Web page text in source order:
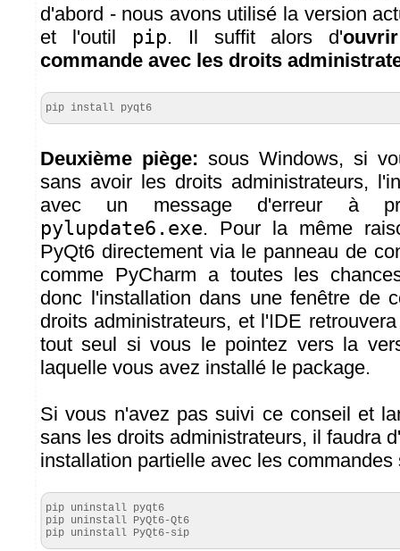
d'abord - nous avons utilisé la version
et l'outil pip. Il suffit alors d'
commande avec les droits
pip install pyqt6
Deuxième piège: sous Windows, si
sans avoir les droits administrateurs,
avec un message d'erreur à
pylupdate6.exe. Pour la même
PyQt6 directement via le panneau de
comme PyCharm a toutes les
donc l'installation dans une fenêtre de
droits administrateurs, et l'IDE
tout seul si vous le pointez vers la
laquelle vous avez installé le package.
Si vous n'avez pas suivi ce conseil et
sans les droits administrateurs, il faudra
installation partielle avec les commandes
pip uninstall pyqt6
pip uninstall PyQt6-Qt6
pip uninstall PyQt6-sip